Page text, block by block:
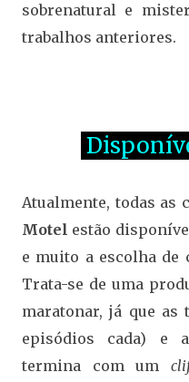
sobrenatural e
trabalhos anteriores.
Atualmente, todas as
Motel estão
e muito a escolha de
Trata-se de uma
maratonar, já que as
episódios cada) e
termina com um